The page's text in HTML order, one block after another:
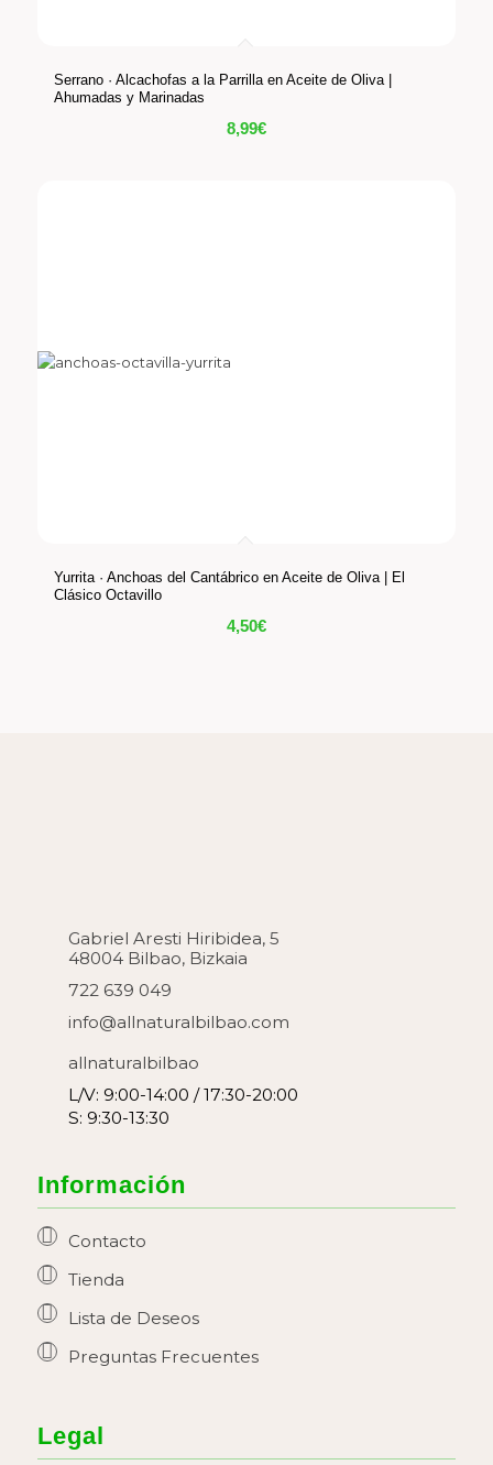
Serrano · Alcachofas a la Parrilla en Aceite de Oliva |
Ahumadas y Marinadas
8,99€
Yurrita · Anchoas del Cantábrico en Aceite de Oliva | El
Clásico Octavillo
4,50€
Gabriel Aresti Hiribidea, 5
48004 Bilbao, Bizkaia
722 639 049
info@allnaturalbilbao.com
allnaturalbilbao
L/V: 9:00-14:00 / 17:30-20:00
S: 9:30-13:30
Información
Contacto
Tienda
Lista de Deseos
Preguntas Frecuentes
Legal